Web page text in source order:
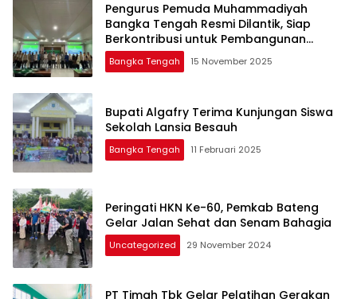
Pengurus Pemuda Muhammadiyah
Bangka Tengah Resmi Dilantik, Siap
Berkontribusi untuk Pembangunan
Daerah
Bangka Tengah 15 November 2025
Bupati Algafry Terima Kunjungan Siswa
Sekolah Lansia Besauh
Bangka Tengah 11 Februari 2025
Peringati HKN Ke-60, Pemkab Bateng
Gelar Jalan Sehat dan Senam Bahagia
Uncategorized 29 November 2024
PT Timah Tbk Gelar Pelatihan Gerakan